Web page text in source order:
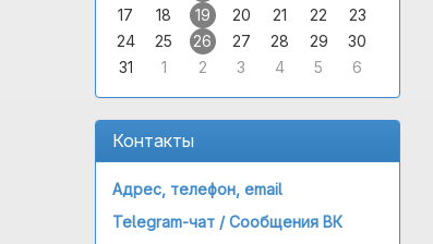
17
18 19 20 21 22
23
24
25 26 27 28 29
30
31
1 2 3 4 5 6
Контакты
Адрес, телефон, email
Telegram-чат /Сообщения ВК